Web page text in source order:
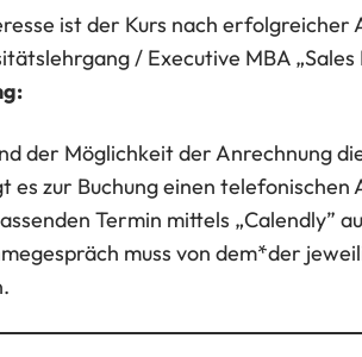
ist der Kurs nach
/ Executive MBA
der Möglichkeit der Anrechnung
es zur Buchung einen
Termin mittels „Calendly”
muss von dem*der